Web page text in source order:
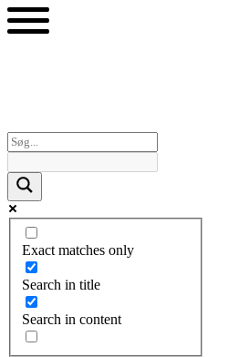
Videre
til
Exact matches only
Search in title
Search in content